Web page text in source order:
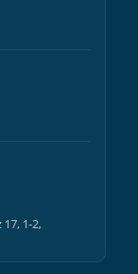
1-2,